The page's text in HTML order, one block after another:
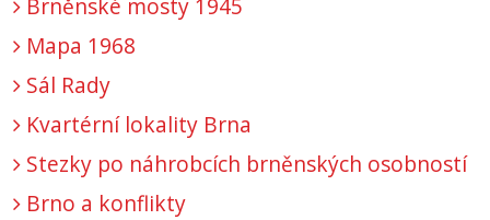
Brněnské mosty 1945
Mapa 1968
Sál Rady
Kvartérní lokality Brna
Stezky po náhrobcích brněnských osobností
Brno a konflikty